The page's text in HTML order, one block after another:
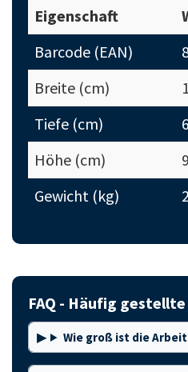
Eigenschaft
Barcode (EAN)
Breite (cm)
Tiefe (cm)
Höhe (cm)
Gewicht (kg)
FAQ - Häufig
Wie groß ist die